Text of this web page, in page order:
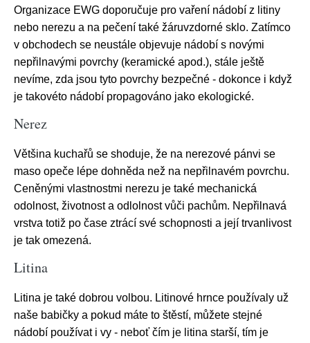
Organizace EWG doporučuje pro vaření nádobí z litiny
nebo nerezu a na pečení také žáruvzdorné sklo. Zatímco
v obchodech se neustále objevuje nádobí s novými
nepřilnavými povrchy (keramické apod.), stále ještě
nevíme, zda jsou tyto povrchy bezpečné - dokonce i když
je takovéto nádobí propagováno jako ekologické.
Nerez
Většina kuchařů se shoduje, že na nerezové pánvi se
maso opeče lépe dohněda než na nepřilnavém povrchu.
Ceněnými vlastnostmi nerezu je také mechanická
odolnost, životnost a odlolnost vůči pachům. Nepřilnavá
vrstva totiž po čase ztrácí své schopnosti a její trvanlivost
je tak omezená.
Litina
Litina je také dobrou volbou. Litinové hrnce používaly už
naše babičky a pokud máte to štěstí, můžete stejné
nádobí používat i vy - neboť čím je litina starší, tím je